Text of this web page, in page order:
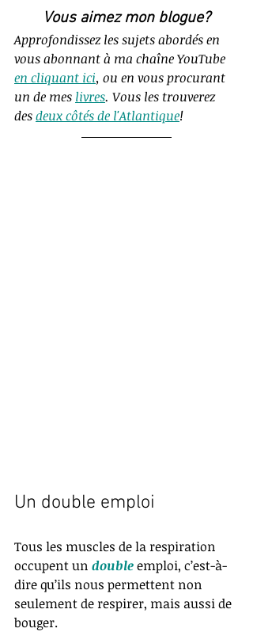
Vous aimez mon blogue?
Approfondissez les sujets abordés en
vous abonnant à ma chaîne YouTube
en cliquant ici, ou en vous procurant
un de mes livres. Vous les trouverez
des deux côtés de l'Atlantique!
Un double emploi
Tous les muscles de la respiration
occupent un doubleemploi, c’est-à-
dire qu’ils nous permettent non
seulement de respirer, mais aussi de
bouger.